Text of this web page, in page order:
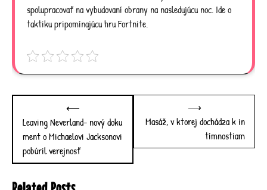
spolupracovať na vybudovaní obrany na nasledujúcu noc. Ide o
taktiku pripomínajúcu hru Fortnite.
navigation
⟵
Leaving Neverland- nový doku
ment o Michaelovi Jacksonovi
pobúril verejnosť
Masáž, v ktorej dochádza k in
tímnostiam
⟶